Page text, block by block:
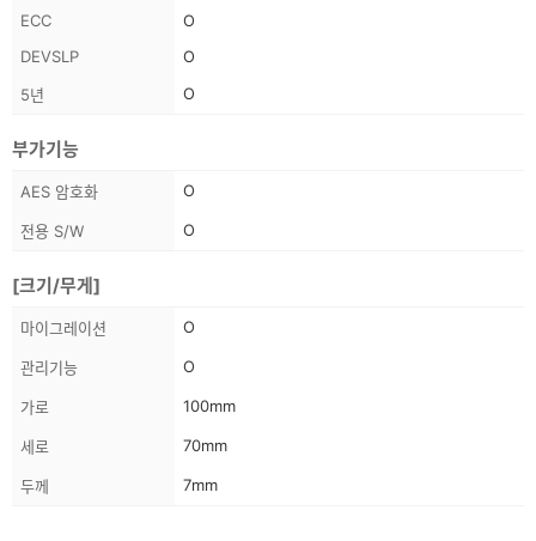
ECC
O
DEVSLP
O
5년
O
부가기능
스
정
AES 암호화 O
전용 S/W O
[크기/무게]
스
정
보
마이그레이션 O
관리기능 O
가로 100mm
세로 70mm
두께 7mm